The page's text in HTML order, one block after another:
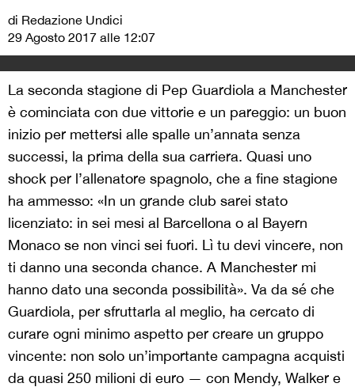
di Redazione Undici
29 Agosto 2017 alle 12:07
La seconda stagione di Pep Guardiola a Manchester
è cominciata con due vittorie e un pareggio: un buon
inizio per mettersi alle spalle un’annata senza
successi, la prima della sua carriera. Quasi uno
shock per l’allenatore spagnolo, che a fine stagione
ha ammesso: «In un grande club sarei stato
licenziato: in sei mesi al Barcellona o al Bayern
Monaco se non vinci sei fuori. Lì tu devi vincere, non
ti danno una seconda chance. A Manchester mi
hanno dato una seconda possibilità». Va da sé che
Guardiola, per sfruttarla al meglio, ha cercato di
curare ogni minimo aspetto per creare un gruppo
vincente: non solo un’importante campagna acquisti
da quasi 250 milioni di euro — con Mendy, Walker e